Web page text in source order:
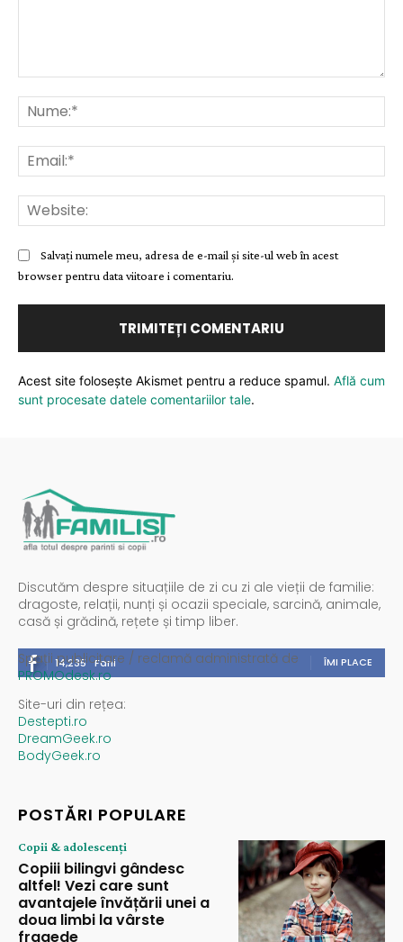
Salvați numele meu, adresa de e-mail și site-ul web în acest
browser pentru data viitoare i comentariu.
Acest site folosește Akismet pentru a reduce spamul. Află cum
sunt procesate datele comentariilor tale.
Discutăm despre situațiile de zi cu zi ale vieții de familie:
dragoste, relații, nunți și ocazii speciale, sarcină, animale,
casă și grădină, rețete și timp liber.
14,235 Fani ÎMI PLACE
Spații publicitare / reclamă administrată de
PROMOdesk.ro
Site-uri din rețea:
Destepti.ro
DreamGeek.ro
BodyGeek.ro
POSTĂRI POPULARE
Copii & adolescenți
Copiii bilingvi gândesc
altfel! Vezi care sunt
avantajele învățării unei a
doua limbi la vârste
fragede